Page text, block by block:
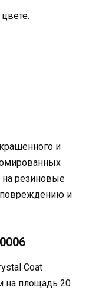
и
на резиновые
повреждению и
Coat
на площадь 20